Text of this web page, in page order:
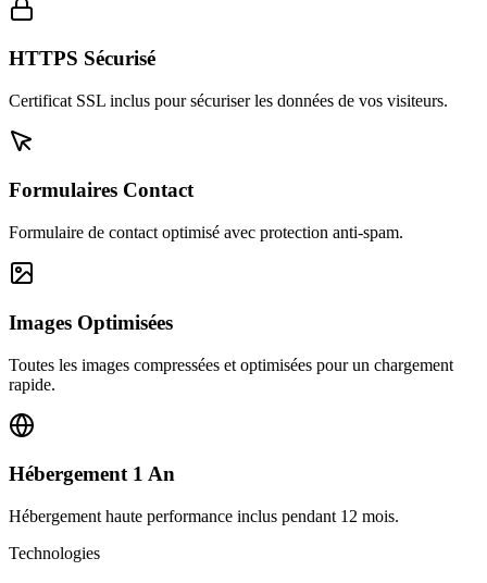
HTTPS Sécurisé
Certificat SSL inclus pour sécuriser les données de vos visiteurs.
Formulaires Contact
Formulaire de contact optimisé avec protection anti-spam.
Images Optimisées
Toutes les images compressées et optimisées pour un chargement
rapide.
Hébergement 1 An
Hébergement haute performance inclus pendant 12 mois.
Technologies